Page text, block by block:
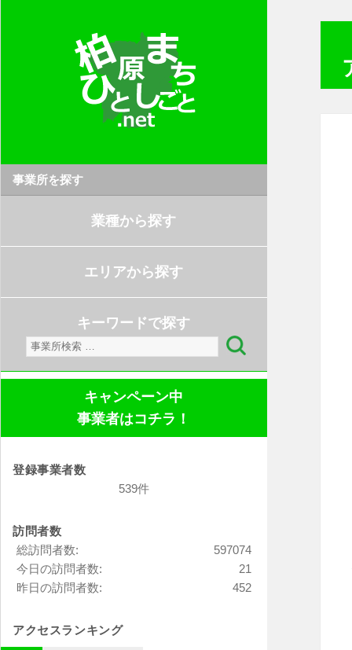
事業所を探す
業種から探す
エリアから探す
キーワードで探す
検
索:
キャンペーン中
事業者はコチラ！
登録事業者数
539件
訪問者数
597074
総訪問者数:
21
今日の訪問者数:
452
昨日の訪問者数:
アクセスランキング